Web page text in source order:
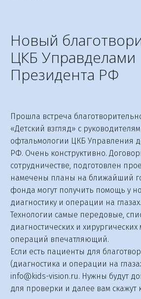
Новый
ЦКБ Управделами
Президента РФ
Прошла встреча
«Детский взгляд» с
офтальмологии ЦКБ Управления
РФ. Очень конструктивно.
сотрудничестве, подготовлен
намечены планы на ближайший
фонда могут получить помощь у
диагностику и операции на глазах.
Технологии самые передовые,
диагностических и
операций впечатляющий.
Если есть пациенты для
(диагностика и операции на
info@kids-vision.ru. Нужны будут
для проверки и далее вам скажут